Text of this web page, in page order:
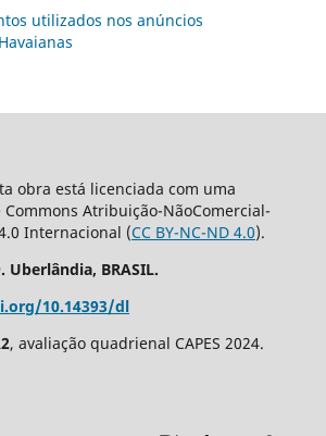
utilizados nos anúncios
obra está licenciada com uma
Commons Atribuição-NãoComercial-
Internacional (CC BY-NC-ND 4.0).
Uberlândia, BRASIL.
10.14393/dl
, avaliação quadrienal CAPES 2024.